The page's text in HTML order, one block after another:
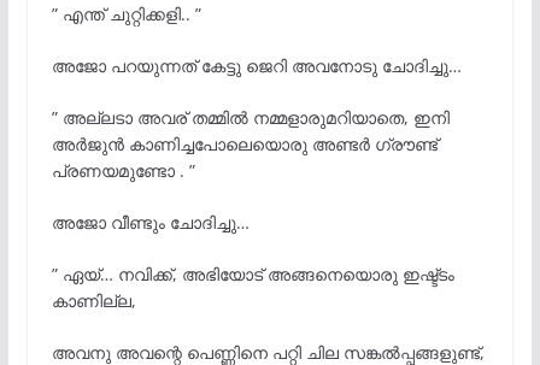
” എന്ത് ചുറ്റിക്കളി.. ”
അജോ പറയുന്നത് കേട്ടു ജെറി അവനോടു ചോദിച്ചു…
” അല്ലടാ അവര് തമ്മിൽ നമ്മളാരുമറിയാതെ, ഇനി
അർജുൻ കാണിച്ചപോലെയൊരു അണ്ടർ ഗ്രൗണ്ട്
പ്രണയമുണ്ടോ . ”
അജോ വീണ്ടും ചോദിച്ചു…
” ഏയ്‌… നവിക്ക്, അഭിയോട് അങ്ങനെയൊരു ഇഷ്ട്ടം
കാണില്ല,
അവനു അവന്റെ പെണ്ണിനെ പറ്റി ചില സങ്കൽപ്പങ്ങളുണ്ട്,